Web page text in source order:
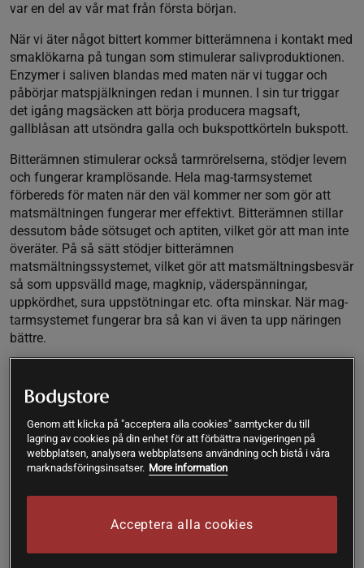
var en del av vår mat från första början.
När vi äter något bittert kommer bitterämnena i kontakt med
smaklökarna på tungan som stimulerar salivproduktionen.
Enzymer i saliven blandas med maten när vi tuggar och
påbörjar matspjälkningen redan i munnen. I sin tur triggar
det igång magsäcken att börja producera magsaft,
gallblåsan att utsöndra galla och bukspottkörteln bukspott.
Bitterämnen stimulerar också tarmrörelserna, stödjer levern
och fungerar kramplösande. Hela mag-tarmsystemet
förbereds för maten när den väl kommer ner som gör att
matsmältningen fungerar mer effektivt. Bitterämnen stillar
dessutom både sötsuget och aptiten, vilket gör att man inte
överäter. På så sätt stödjer bitterämnen
matsmältningssystemet, vilket gör att matsmältningsbesvär
så som uppsvälld mage, magknip, väderspänningar,
uppkördhet, sura uppstötningar etc. ofta minskar. När mag-
tarmsystemet fungerar bra så kan vi även ta upp näringen
bättre.
Förutom att inkludera mer bittra smaker när man lagar mat
så kan man inta en örttinktur av bitterdroppar som
Svenskdroppar eller dricka te på bittra örter vid behov när
magen och matsmältningen inte är i balans. För att göra te
kan du välja något eller några från de örter som är listade
inta bitterdroppar en halvtimme före måltid. Vid väldigt
Genom att klicka på "acceptera alla cookies" samtycker du till
lagring av cookies på din enhet för att förbättra navigeringen på
webbplatsen, analysera webbplatsens användning och bistå i våra
marknadsföringsinsatser. More information
Acceptera alla cookies